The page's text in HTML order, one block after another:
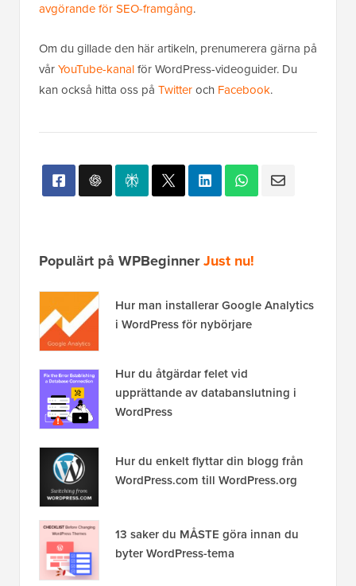
avgörande för SEO-framgång.
Om du gillade den här artikeln, prenumerera gärna på
vårYouTube-kanalför WordPress-videoguider. Du
kan också hitta oss på Twitteroch Facebook.
Populärt på WPBeginnerJust nu!
Hur man installerar Google Analytics
i WordPress för nybörjare
Hur du åtgärdar felet vid
upprättande av databanslutning i
WordPress
Hur du enkelt flyttar din blogg från
WordPress.com till WordPress.org
13 saker du MÅSTE göra innan du
byter WordPress-tema